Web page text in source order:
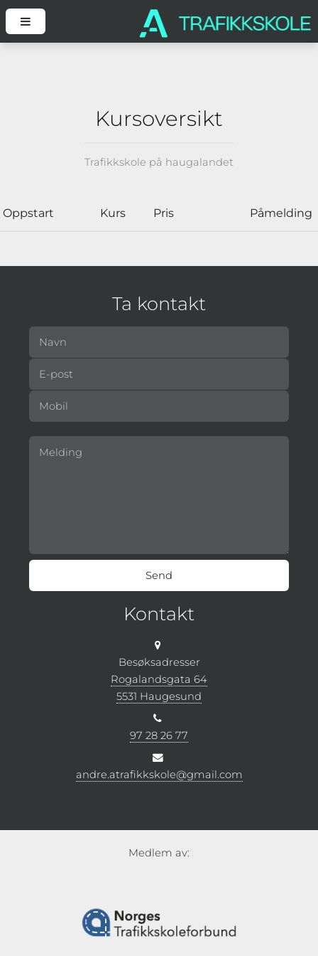
Kursoversikt
Trafikkskole på haugalandet
Oppstart Kurs Pris Påmelding
Ta kontakt
Kontakt
Besøksadresser
Rogalandsgata 64
5531 Haugesund
97 28 26 77
andre.atrafikkskole@gmail.com
Medlem av: